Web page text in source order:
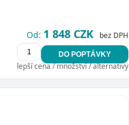
Od: 1 848 CZK bez DPH
DO POPTÁVKY
lepší cena / množství / alternativy